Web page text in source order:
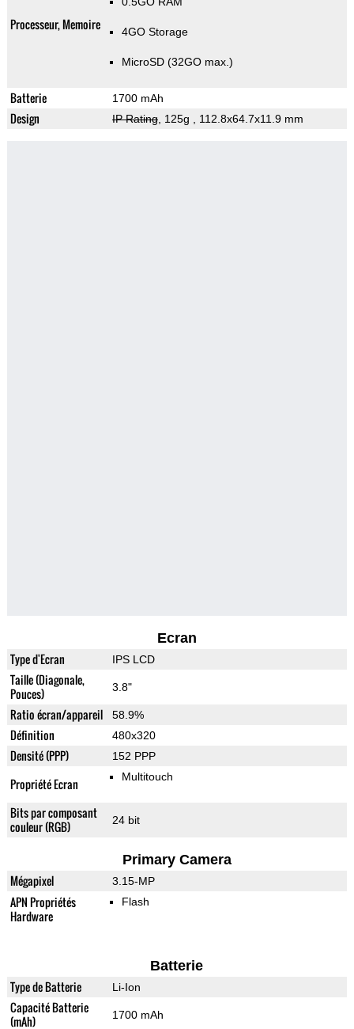
Processeur, Memoire 4GO Storage
MicroSD (32GO max.)
Batterie 1700 mAh
Design IP Rating, 125g , 112.8x64.7x11.9 mm
Ecran
Type d'Ecran IPS LCD
Taille (Diagonale,
Pouces)
3.8"
Ratio écran/appareil 58.9%
Définition 480x320
Densité (PPP) 152 PPP
Propriété Ecran Multitouch
Bits par composant
couleur (RGB)
24 bit
Primary Camera
Mégapixel 3.15-MP
APN Propriétés
Hardware
Flash
Batterie
Type de Batterie Li-Ion
Capacité Batterie
(mAh)
1700 mAh